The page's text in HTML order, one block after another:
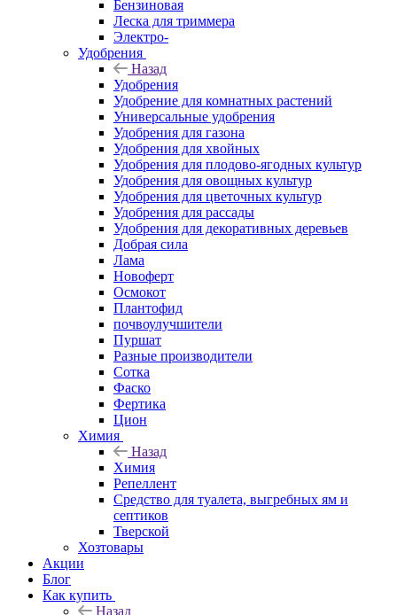
Бензиновая
Леска для триммера
Электро-
Удобрения
Назад
Удобрения
Удобрение для комнатных растений
Универсальные удобрения
Удобрения для газона
Удобрения для хвойных
Удобрения для плодово-ягодных культур
Удобрения для овощных культур
Удобрения для цветочных культур
Удобрения для рассады
Удобрения для декоративных деревьев
Добрая сила
Лама
Новоферт
Осмокот
Плантофид
почвоулучшители
Пуршат
Разные производители
Сотка
Фаско
Фертика
Цион
Химия
Назад
Химия
Репеллент
Средство для туалета, выгребных ям и
септиков
Тверской
Хозтовары
Акции
Блог
Как купить
Назад